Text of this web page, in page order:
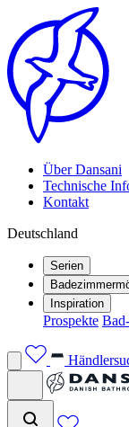
Über Dansani
Technische
Kontakt
Deutschland
Serien
Inspiration
Prospekte